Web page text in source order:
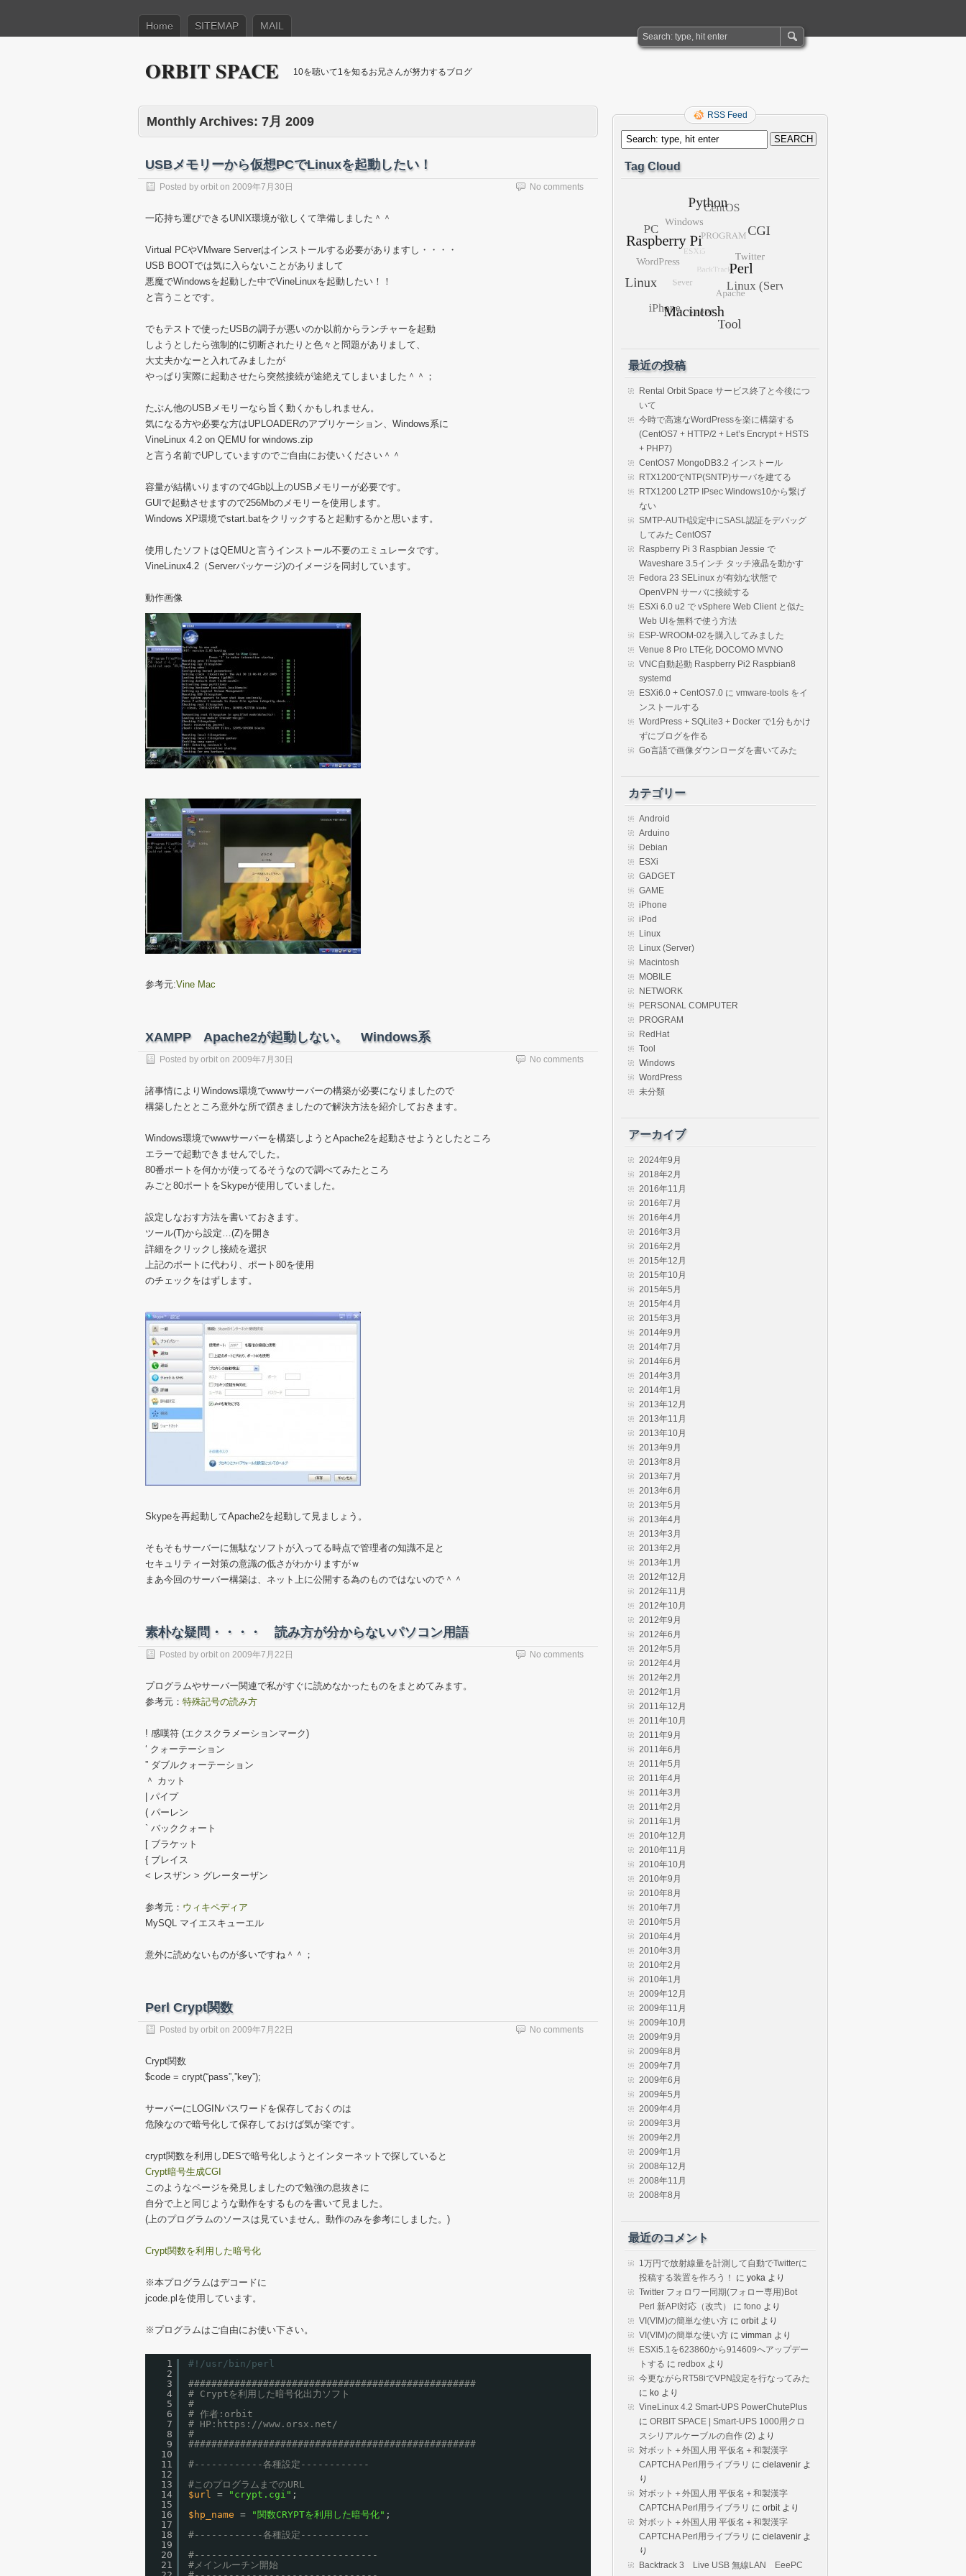
Home SITEMAP MAIL
ORBIT SPACE 10を聴いて1を知るお兄さんが努力するブログ
Monthly Archives: 7月 2009
USBメモリーから仮想PCでLinuxを起動したい！
Posted by orbit on 2009年7月30日 No comments
一応持ち運びできるUNIX環境が欲しくて準備しました＾＾
Virtual PCやVMware Serverはインストールする必要がありますし・・・・
USB BOOTでは気に入らないことがありまして
悪魔でWindowsを起動した中でVineLinuxを起動したい！！
と言うことです。
でもテストで使ったUSBの調子が悪いのか以前からランチャーを起動
しようとしたら強制的に切断されたりと色々と問題がありまして、
大丈夫かなーと入れてみましたが
やっぱり実際に起動させたら突然接続が途絶えてしまいました＾＾；
たぶん他のUSBメモリーなら旨く動くかもしれません。
気になる方や必要な方はUPLOADERのアプリケーション、Windows系に
VineLinux 4.2 on QEMU for windows.zip
と言う名前でUPしていますのでご自由にお使いください＾＾
容量が結構いりますので4Gb以上のUSBメモリーが必要です。
GUIで起動させますので256Mbのメモリーを使用します。
Windows XP環境でstart.batをクリックすると起動するかと思います。
使用したソフトはQEMUと言うインストール不要のエミュレータです。
VineLinux4.2（Serverパッケージ)のイメージを同封しています。
動作画像
参考元:Vine Mac
XAMPP Apache2が起動しない。 Windows系
Posted by orbit on 2009年7月30日 No comments
諸事情によりWindows環境でwwwサーバーの構築が必要になりましたので
構築したとところ意外な所で躓きましたので解決方法を紹介しておきます。
Windows環境でwwwサーバーを構築しようとApache2を起動させようとしたところ
エラーで起動できませんでした。
80番ポートを何かが使ってるそうなので調べてみたところ
みごと80ポートをSkypeが使用していました。
設定しなおす方法を書いておきます。
ツール(T)から設定…(Z)を開き
詳細をクリックし接続を選択
上記のポートに代わり、ポート80を使用
のチェックをはずします。
Skypeを再起動してApache2を起動して見ましょう。
そもそもサーバーに無駄なソフトが入ってる時点で管理者の知識不足と
セキュリティー対策の意識の低さがわかりますがｗ
まあ今回のサーバー構築は、ネット上に公開する為のものではないので＾＾
素朴な疑問・・・・ 読み方が分からないパソコン用語
Posted by orbit on 2009年7月22日 No comments
プログラムやサーバー関連で私がすぐに読めなかったものをまとめてみます。
参考元： 特殊記号の読み方
! 感嘆符 (エクスクラメーションマーク)
‘ クォーテーション
” ダブルクォーテーション
＾ カット
| パイプ
( パーレン
` バッククォート
[ ブラケット
{ ブレイス
< レスザン > グレーターザン
参考元： ウィキペディア
MySQL マイエスキューエル
意外に読めないものが多いですね＾＾；
Perl Crypt関数
Posted by orbit on 2009年7月22日 No comments
Crypt関数
$code = crypt(“pass”,”key”);
サーバーにLOGINパスワードを保存しておくのは
危険なので暗号化して保存しておけば気が楽です。
crypt関数を利用しDESで暗号化しようとインターネットで探していると
Crypt暗号生成CGI
このようなページを発見しましたので勉強の息抜きに
自分で上と同じような動作をするものを書いて見ました。
(上のプログラムのソースは見ていません。動作のみを参考にしました。)
Crypt関数を利用した暗号化
※本プログラムはデコードに
jcode.plを使用しています。
※プログラムはご自由にお使い下さい。
1
2
3
4
5
6
7
8
9
10
11
12
13
14
15
16
17
18
19
20
21
#!/usr/bin/perl
##################################################
# Cryptを利用した暗号化出力ソフト
#
# 作者:orbit
# HP: https://www.orsx.net/
#
##################################################
#------------各種設定------------
#このプログラムまでのURL
$url
= "crypt.cgi" ;
$hp_name = "関数CRYPTを利用した暗号化" ;
#------------各種設定------------
#--------------------------------
#メインルーチン開始
RSS Feed
Tag Cloud
最近の投稿
Rental Orbit Space サービス終了と今後につ
いて
今時で高速なWordPressを楽に構築する
(CentOS7 + HTTP/2 + Let’s Encrypt + HSTS
+ PHP7)
CentOS7 MongoDB3.2 インストール
RTX1200でNTP(SNTP)サーバを建てる
RTX1200 L2TP IPsec Windows10から繋げ
ない
SMTP-AUTH設定中にSASL認証をデバッグ
してみた CentOS7
Raspberry Pi 3 Raspbian Jessie で
Waveshare 3.5インチ タッチ液晶を動かす
Fedora 23 SELinux が有効な状態で
OpenVPN サーバに接続する
ESXi 6.0 u2 で vSphere Web Client と似た
Web UIを無料で使う方法
ESP-WROOM-02を購入してみました
Venue 8 Pro LTE化 DOCOMO MVNO
VNC自動起動 Raspberry Pi2 Raspbian8
systemd
ESXi6.0 + CentOS7.0 に vmware-tools をイ
ンストールする
WordPress + SQLite3 + Docker で1分もかけ
ずにブログを作る
Go言語で画像ダウンローダを書いてみた
カテゴリー
Android
Arduino
Debian
ESXi
GADGET
GAME
iPhone
iPod
Linux
Linux (Server)
Macintosh
MOBILE
NETWORK
PERSONAL COMPUTER
PROGRAM
RedHat
Tool
Windows
WordPress
未分類
アーカイブ
2024年9月
2018年2月
2016年11月
2016年7月
2016年4月
2016年3月
2016年2月
2015年12月
2015年10月
2015年5月
2015年4月
2015年3月
2014年9月
2014年7月
2014年6月
2014年3月
2014年1月
2013年12月
2013年11月
2013年10月
2013年9月
2013年8月
2013年7月
2013年6月
2013年5月
2013年4月
2013年3月
2013年2月
2013年1月
2012年12月
2012年11月
2012年10月
2012年9月
2012年6月
2012年5月
2012年4月
2012年2月
2012年1月
2011年12月
2011年10月
2011年9月
2011年6月
2011年5月
2011年4月
2011年3月
2011年2月
2011年1月
2010年12月
2010年11月
2010年10月
2010年9月
2010年8月
2010年7月
2010年5月
2010年4月
2010年3月
2010年2月
2010年1月
2009年12月
2009年11月
2009年10月
2009年9月
2009年8月
2009年7月
2009年6月
2009年5月
2009年4月
2009年3月
2009年2月
2009年1月
2008年12月
2008年11月
2008年8月
最近のコメント
1万円で放射線量を計測して自動でTwitterに
投稿する装置を作ろう！
に yoka より
Twitter フォロワー同期(フォロー専用)Bot
Perl 新API対応（改弐）
に fono より
VI(VIM)の簡単な使い方 に orbitより
VI(VIM)の簡単な使い方 に vimman より
ESXi5.1を623860から914609へアップデー
トする に redbox より
今更ながらRT58iでVPN設定を行なってみた
に ko より
VineLinux 4.2 Smart-UPS PowerChutePlus
に ORBIT SPACE | Smart-UPS 1000用クロ
スシリアルケーブルの自作 (2) より
対ボット＋外国人用 平仮名＋和製漢字
CAPTCHA Perl用ライブラリ に cielavenir よ
り
対ボット＋外国人用 平仮名＋和製漢字
CAPTCHA Perl用ライブラリ に orbitより
対ボット＋外国人用 平仮名＋和製漢字
CAPTCHA Perl用ライブラリ に cielavenir よ
り
Backtrack 3 Live USB 無線LAN EeePC